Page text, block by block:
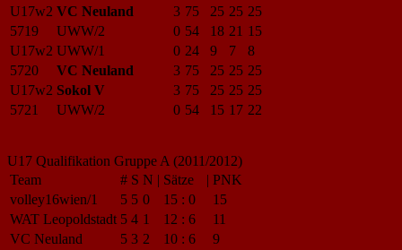
U17w2 VC Neuland 3 75 25 25 25
5719
UWW/2 0 54 18 21 15
U17w2 UWW/1 0 24 9 7
8
5720
VC Neuland 3 75 25 25 25
U17w2 Sokol V 3 75 25 25 25
5721
UWW/2 0 54 15 17 22
U17 Qualifikation Gruppe A (2011/2012)
Team
# S N | Sätze | PNK
volley16wien/1
5 5 0 15 : 0
15
WAT Leopoldstadt 5 4 1 12 : 6
11
VC Neuland
5 3 2 10 : 6
9